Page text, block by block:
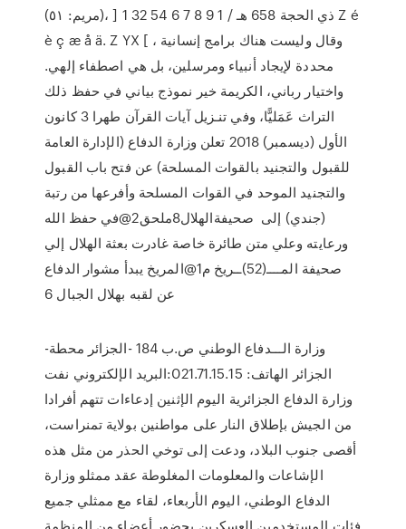
ذي الحجة 658 هـ / 1 9 8 7 6 54 32 1 [ ،(ﻣﺮﻳﻢ: ٥١) Z é
è ç æ å ä. Z YX [ ، ﻭﻗﺎﻝ ﻭﻟﻴﺴﺖ ﻫﻨﺎﻙ ﺑﺮﺍﻣﺞ ﺇﻧﺴﺎﻧﻴﺔ
ﻣﺤﺪﺩﺓ ﻹﻳﺠﺎﺩ ﺃﻧﺒﻴﺎء ﻭﻣﺮﺳﻠﻴﻦ، ﺑﻞ ﻫﻲ ﺍﺻﻄﻔﺎء ﺇﻟﻬﻲ.
ﻭﺍﺧﺘﻴﺎﺭ ﺭﺑﺎﻧﻲ، ﺍﻟﻜﺮﻳﻤﺔ ﺧﻴﺮ ﻧﻤﻮﺫﺝ ﺑﻴﺎﻧﻲ ﻓﻲ ﺣﻔﻆ ﺫﻟﻚ
ﺍﻟﺘﺮﺍﺙ ﻋَﻤَﻠﻴًّﺎ، ﻭﻓﻲ ﺗﻨـﺰﻳﻞ ﺁﻳﺎﺕ ﺍﻟﻘﺮﺁﻥ ﻃﻬﺮﺍ 3 كانون
الأول (ديسمبر) 2018 تعلن وزارة الدفاع (الإدارة العامة
للقبول والتجنيد بالقوات المسلحة) عن فتح باب القبول
والتجنيد الموحد في القوات المسلحة وأفرعها من رتبة
(جندي) إلى صحيفةالهلال8ملحق2@في حفظ الله
ورعايته وعلي متن طائرة خاصة غادرت بعثة الهلال إلي
صحيفة المــــ(52)ــريخ م1@المريخ يبدأ مشوار الدفاع
وزارة الـــدفاع الوطني ص.ب 184 -الجزائر محطة-
الجزائر الهاتف: 021.71.15.15:البريد الإلكتروني نفت
وزارة الدفاع الجزائرية اليوم الإثنين إدعاءات تتهم أفرادا
من الجيش بإطلاق النار على مواطنين بولاية تمنراست،
أقصى جنوب البلاد، ودعت إلى توخي الحذر من مثل هذه
الإشاعات والمعلومات المغلوطة عقد ممثلو وزارة
الدفاع الوطني، اليوم الأربعاء، لقاء مع ممثلي جميع
فئات المستخدمين العسكرين بحضور أعضاء من المنظمة